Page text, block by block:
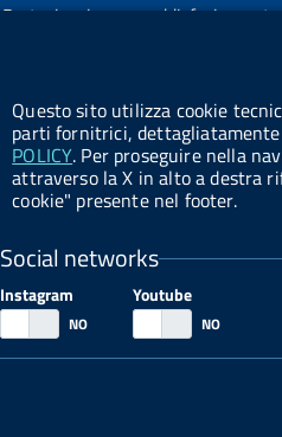
Questo sito utilizza cookie
parti fornitrici, dettagliatamente
POLICY. Per proseguire nella
attraverso la X in alto a destra
cookie" presente nel footer.
Social networks
Instagram Youtube
Partecipazione e soddisfazione
Amministrazione Trasparente
Atti di notifica
Pubblicità legale
TrovaNormeFarmaco
Bandi di Gara e Contratti